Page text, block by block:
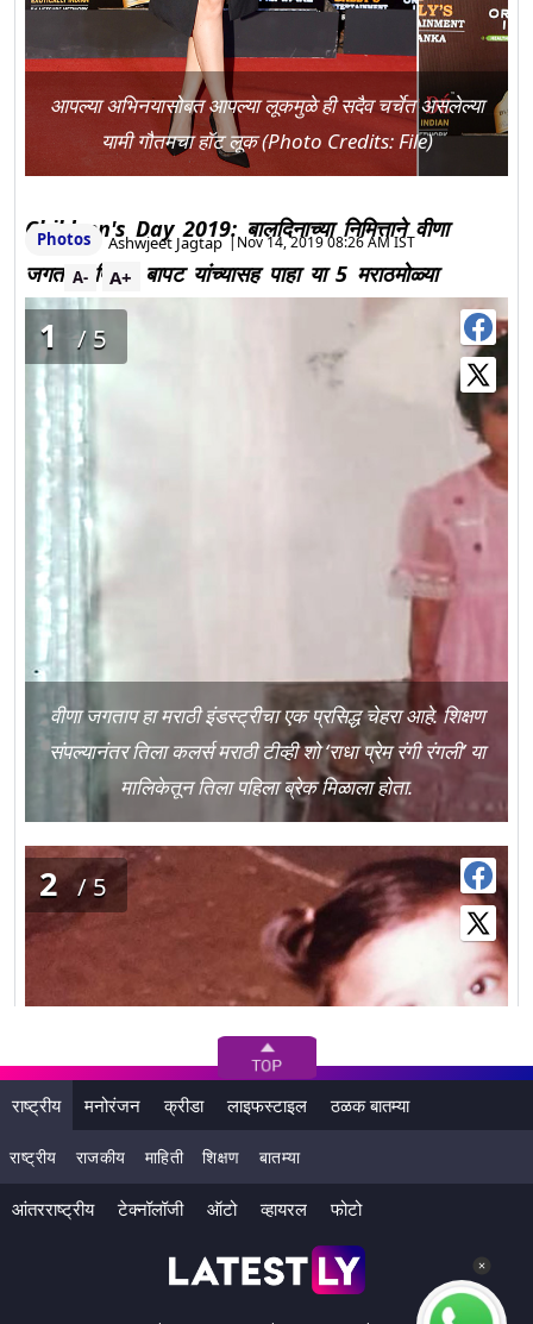
आपल्या अभिनयासोबत आपल्या लूकमुळे ही सदैव चर्चेत असलेल्या
यामी गौतमचा हॉट लूक (Photo Credits: File)
Children's Day 2019: बालदिनाच्या निमित्ताने वीणा
जगताप, प्रिया बापट यांच्यासह पाहा या 5 मराठमोळ्या
अभिनेत्रींचे बालपणीचे फोटो
Photos Ashwjeet Jagtap |Nov 14, 2019 08:26 AM IST
A+
A-
1/5
वीणा जगताप हा मराठी इंडस्ट्रीचा एक प्रसिद्ध चेहरा आहे. शिक्षण
संपल्यानंतर तिला कलर्स मराठी टीव्ही शो ‘राधा प्रेम रंगी रंगली’ या
मालिकेतून तिला पहिला ब्रेक मिळाला होता.
2/5
डॉ.बाबासाहेब आंबेडकर ह्या मराठी सिनेमातून तिने अभिनयाची
सुरुवात केली. मुन्नाभाई एम.बी.बी.एस., लगे रहो मुन्नाभाई इत्यादी
राष्ट्रीय मनोरंजन क्रीडा लाइफस्टाइल ठळक बातम्या
राष्ट्रीय राजकीय माहिती शिक्षण बातम्या
आंतरराष्ट्रीय टेक्नॉलॉजी ऑटो व्हायरल फोटो